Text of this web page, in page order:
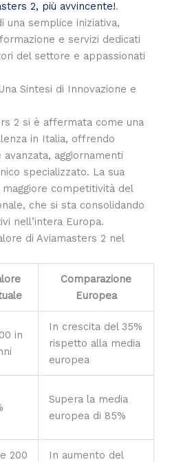
2, più avvincente!.
una semplice iniziativa,
e servizi dedicati
del settore e appassionati
Sintesi di Innovazione e
2 si è affermata come una
in Italia, offrendo
aggiornamenti
specializzato. La sua
competitività del
che si sta consolidando
nell’intera Europa.
di Aviamasters 2 nel
Comparazione
Europea
in
In crescita del 35%
rispetto alla media
europea
Supera la media
europea di 85%
200
In aumento del